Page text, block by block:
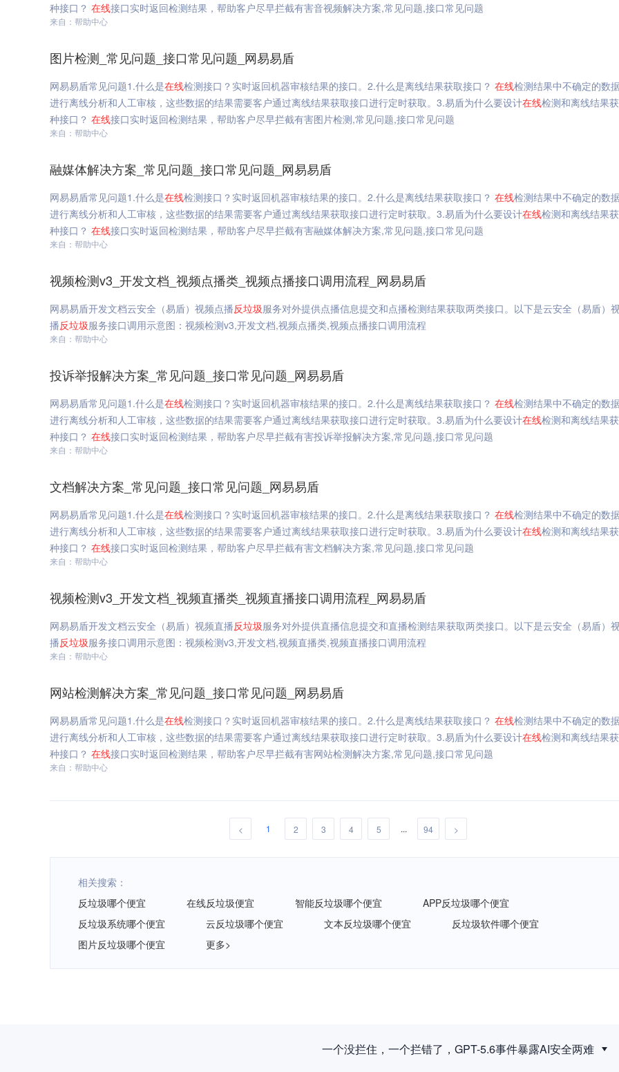
种接口？ 在线接口实时返回检测结果，帮助客户尽早拦截有害音视频解决方案,常见问题,接口常见问题
来自：帮助中心
图片检测_常见问题_接口常见问题_网易易盾
网易易盾常见问题1.什么是在线检测接口？实时返回机器审核结果的接口。2.什么是离线结果获取接口？ 在线检测结果中不确定的数
进行离线分析和人工审核，这些数据的结果需要客户通过离线结果获取接口进行定时获取。3.易盾为什么要设计在线检测和离线结果
种接口？ 在线接口实时返回检测结果，帮助客户尽早拦截有害图片检测,常见问题,接口常见问题
来自：帮助中心
融媒体解决方案_常见问题_接口常见问题_网易易盾
网易易盾常见问题1.什么是在线检测接口？实时返回机器审核结果的接口。2.什么是离线结果获取接口？ 在线检测结果中不确定的数
进行离线分析和人工审核，这些数据的结果需要客户通过离线结果获取接口进行定时获取。3.易盾为什么要设计在线检测和离线结果
种接口？ 在线接口实时返回检测结果，帮助客户尽早拦截有害融媒体解决方案,常见问题,接口常见问题
来自：帮助中心
视频检测v3_开发文档_视频点播类_视频点播接口调用流程_网易易盾
网易易盾开发文档云安全（易盾）视频点播反垃圾服务对外提供点播信息提交和点播检测结果获取两类接口。以下是云安全（易盾）
播反垃圾服务接口调用示意图：视频检测v3,开发文档,视频点播类,视频点播接口调用流程
来自：帮助中心
投诉举报解决方案_常见问题_接口常见问题_网易易盾
网易易盾常见问题1.什么是在线检测接口？实时返回机器审核结果的接口。2.什么是离线结果获取接口？ 在线检测结果中不确定的数
进行离线分析和人工审核，这些数据的结果需要客户通过离线结果获取接口进行定时获取。3.易盾为什么要设计在线检测和离线结果
种接口？ 在线接口实时返回检测结果，帮助客户尽早拦截有害投诉举报解决方案,常见问题,接口常见问题
来自：帮助中心
文档解决方案_常见问题_接口常见问题_网易易盾
网易易盾常见问题1.什么是在线检测接口？实时返回机器审核结果的接口。2.什么是离线结果获取接口？ 在线检测结果中不确定的数
进行离线分析和人工审核，这些数据的结果需要客户通过离线结果获取接口进行定时获取。3.易盾为什么要设计在线检测和离线结果
种接口？ 在线接口实时返回检测结果，帮助客户尽早拦截有害文档解决方案,常见问题,接口常见问题
来自：帮助中心
视频检测v3_开发文档_视频直播类_视频直播接口调用流程_网易易盾
网易易盾开发文档云安全（易盾）视频直播反垃圾服务对外提供直播信息提交和直播检测结果获取两类接口。以下是云安全（易盾）
播反垃圾服务接口调用示意图：视频检测v3,开发文档,视频直播类,视频直播接口调用流程
来自：帮助中心
网站检测解决方案_常见问题_接口常见问题_网易易盾
网易易盾常见问题1.什么是在线检测接口？实时返回机器审核结果的接口。2.什么是离线结果获取接口？ 在线检测结果中不确定的数
进行离线分析和人工审核，这些数据的结果需要客户通过离线结果获取接口进行定时获取。3.易盾为什么要设计在线检测和离线结果
种接口？ 在线接口实时返回检测结果，帮助客户尽早拦截有害网站检测解决方案,常见问题,接口常见问题
来自：帮助中心
< 1 2 3 4 5 ... 94 >
相关搜索：
反垃圾哪个便宜
在线反垃圾便宜 智能反垃圾哪个便宜
APP反垃圾哪个便宜
反垃圾系统哪个便宜
云反垃圾哪个便宜 文本反垃圾哪个便宜
反垃圾软件哪个便宜
图片反垃圾哪个便宜
更多>